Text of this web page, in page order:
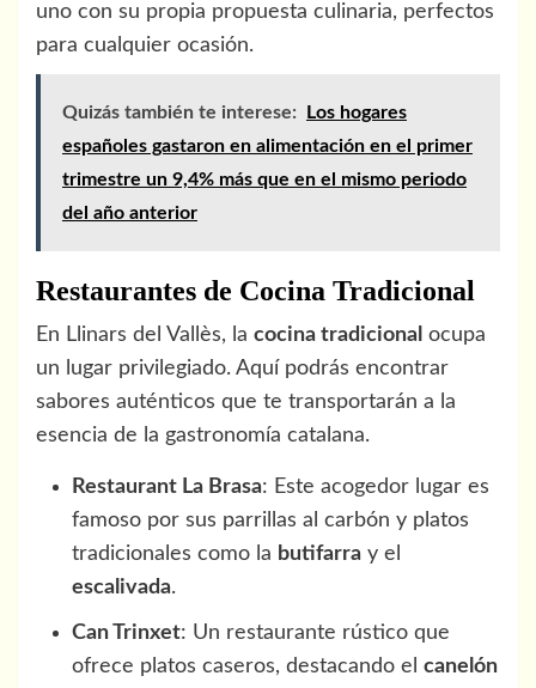
uno con su propia propuesta culinaria, perfectos
para cualquier ocasión.
Quizás también te interese:
Los hogares
españoles gastaron en alimentación en el primer
trimestre un 9,4% más que en el mismo periodo
del año anterior
Restaurantes de Cocina Tradicional
En Llinars del Vallès, la cocina tradicional ocupa
un lugar privilegiado. Aquí podrás encontrar
sabores auténticos que te transportarán a la
esencia de la gastronomía catalana.
Restaurant La Brasa: Este acogedor lugar es
famoso por sus parrillas al carbón y platos
tradicionales como la butifarra y el
escalivada.
Can Trinxet: Un restaurante rústico que
ofrece platos caseros, destacando el canelón